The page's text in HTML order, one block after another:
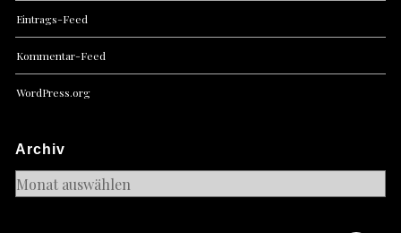
Eintrags-Feed
Kommentar-Feed
WordPress.org
Archiv
Archiv